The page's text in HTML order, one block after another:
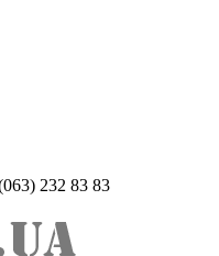
232 83 83